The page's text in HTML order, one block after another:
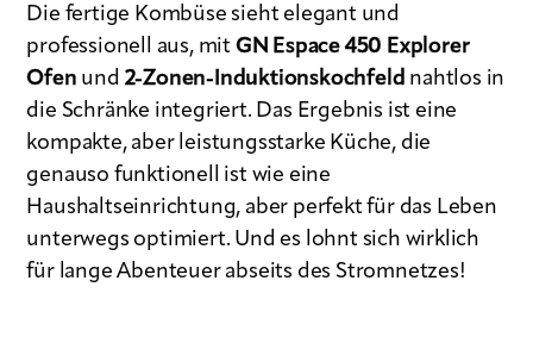
Die fertige Kombüse sieht elegant und
professionell aus, mit GN Espace 450 Explorer
Ofen und 2-Zonen-Induktionskochfeld nahtlos in
die Schränke integriert. Das Ergebnis ist eine
kompakte, aber leistungsstarke Küche, die
genauso funktionell ist wie eine
Haushaltseinrichtung, aber perfekt für das Leben
unterwegs optimiert. Und es lohnt sich wirklich
für lange Abenteuer abseits des Stromnetzes!